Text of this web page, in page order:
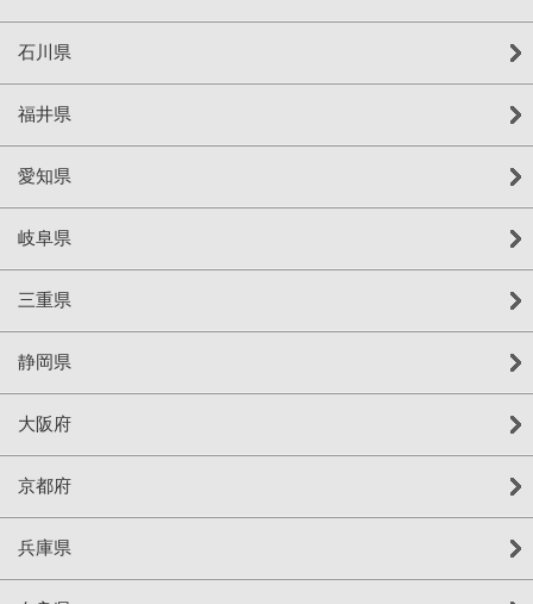
石川県
福井県
愛知県
岐阜県
三重県
静岡県
大阪府
京都府
兵庫県